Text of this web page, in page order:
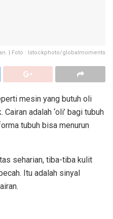
| Foto : Istockphoto/globalmoments
mesin yang butuh oli
adalah ‘oli’ bagi tubuh
tubuh bisa menurun
seharian, tiba-tiba kulit
Itu adalah sinyal